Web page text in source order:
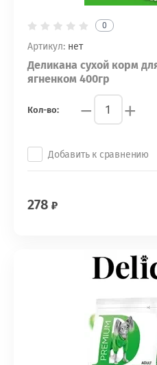
0
Артикул: нет
Деликана сухой корм
ягненком 400гр
Кол-во: − +
Добавить к сравнению
278